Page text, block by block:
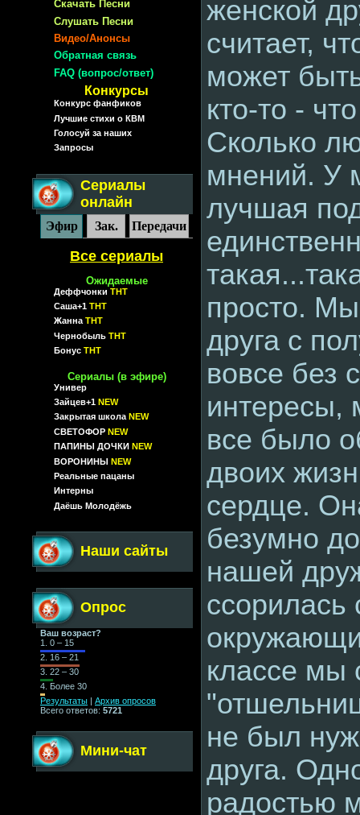
Скачать Песни
Слушать Песни
Видео/Анонсы
Обратная связь
FAQ (вопрос/ответ)
Конкурсы
Конкурс фанфиков
Лучшие стихи о КВМ
Голосуй за наших
Запросы
Сериалы
онлайн
Эфир Зак. Передачи
Все сериалы
Ожидаемые
Деффчонки ТНТ
Саша+1 ТНТ
Жанна ТНТ
Чернобыль ТНТ
Бонус ТНТ
Сериалы (в эфире)
Универ
Зайцев+1 NEW
Закрытая школа NEW
СВЕТОФОР NEW
ПАПИНЫ ДОЧКИ NEW
ВОРОНИНЫ NEW
Реальные пацаны
Интерны
Даёшь Молодёжь
Наши сайты
Опрос
Ваш возраст?
1. 0 – 15
2. 16 – 21
3. 22 – 30
4. Более 30
Результаты | Архив опросов
Всего ответов: 5721
Мини-чат
женской
считает,
может
кто-то -
Сколько
мнений. У
лучшая
просто.
друга с
вовсе без
интересы,
все было
двоих
сердце.
безумно
нашей
ссорилась
классе мы
не был
друга.
радостью